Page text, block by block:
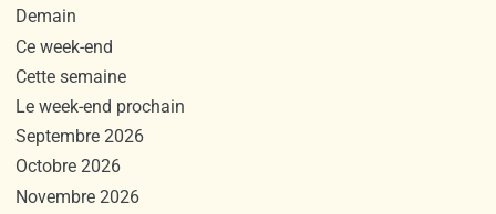
Demain
Ce week-end
Cette semaine
Le week-end prochain
Septembre 2026
Octobre 2026
Novembre 2026